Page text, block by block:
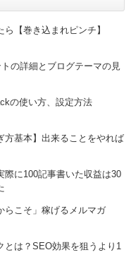
【巻き込まれピンチ】
の詳細とブログテーマの見
の使い方、設定方法
方基本】出来ることをやれば
際に100記事書いた収益は30
らこそ」稼げるメルマガ
とは？SEO効果を狙うより1